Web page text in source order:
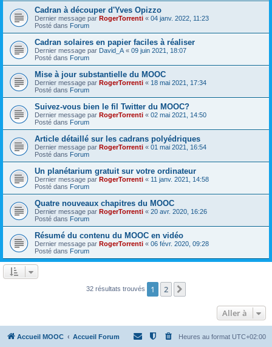
Cadran à découper d'Yves Opizzo
Dernier message par RogerTorrenti « 04 janv. 2022, 11:23
Posté dans Forum
Cadran solaires en papier faciles à réaliser
Dernier message par David_A « 09 juin 2021, 18:07
Posté dans Forum
Mise à jour substantielle du MOOC
Dernier message par RogerTorrenti « 18 mai 2021, 17:34
Posté dans Forum
Suivez-vous bien le fil Twitter du MOOC?
Dernier message par RogerTorrenti « 02 mai 2021, 14:50
Posté dans Forum
Article détaillé sur les cadrans polyédriques
Dernier message par RogerTorrenti « 01 mai 2021, 16:54
Posté dans Forum
Un planétarium gratuit sur votre ordinateur
Dernier message par RogerTorrenti « 11 janv. 2021, 14:58
Posté dans Forum
Quatre nouveaux chapitres du MOOC
Dernier message par RogerTorrenti « 20 avr. 2020, 16:26
Posté dans Forum
Résumé du contenu du MOOC en vidéo
Dernier message par RogerTorrenti « 06 févr. 2020, 09:28
Posté dans Forum
32 résultats trouvés 1 2
Aller à
Accueil MOOC Accueil Forum Heures au format UTC+02:00